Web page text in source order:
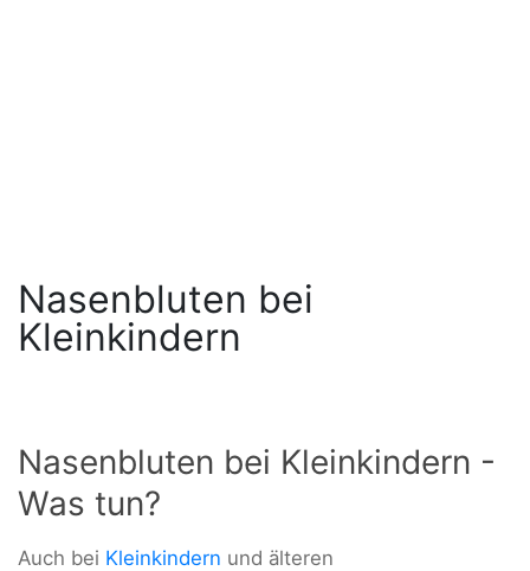
Nasenbluten bei
Kleinkindern
Nasenbluten bei Kleinkindern -
Was tun?
Auch bei Kleinkindern und älteren